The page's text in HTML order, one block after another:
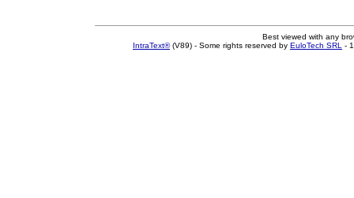
Best viewed with any
IntraText®(V89) - Some rights reserved by EuloTech SRL -